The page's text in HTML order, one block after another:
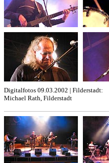
Digitalfotos 09.03.2002 | Filderstadt:
Michael Rath, Filderstadt